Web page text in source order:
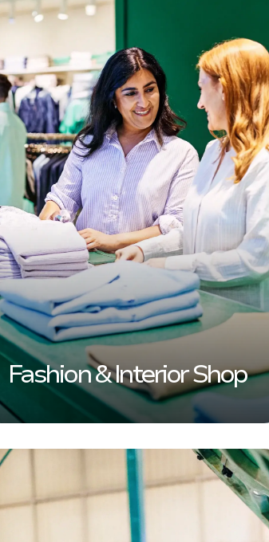
Fashion & Interior Shop